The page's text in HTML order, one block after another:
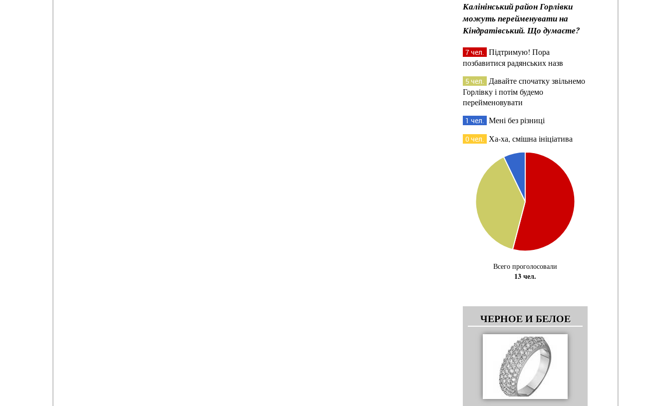
Калінінський район Горлівки
можуть перейменувати на
Кіндратівський. Що думаєте?
7 чел. Підтримую! Пора
позбавитися радянських назв
5 чел. Давайте спочатку звільнемо
Горлівку і потім будемо
перейменовувати
1 чел. Мені без різниці
0 чел. Ха-ха, смішна ініціатива
Всего проголосовали
13 чел.
ЧЕРНОЕ И БЕЛОЕ